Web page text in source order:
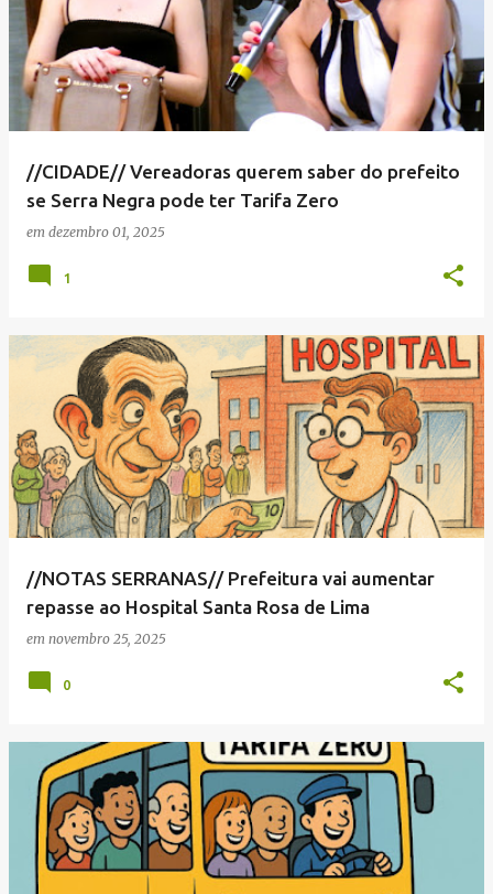
//CIDADE// Vereadoras querem saber do prefeito
se Serra Negra pode ter Tarifa Zero
em dezembro 01, 2025
1
//NOTAS SERRANAS// Prefeitura vai aumentar
repasse ao Hospital Santa Rosa de Lima
em novembro 25, 2025
0